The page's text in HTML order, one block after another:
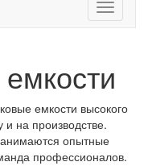
меню
емкости высокого
на производстве.
опытные
профессионалов.